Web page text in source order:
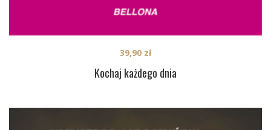
Kochaj każdego dnia
39,90 zł